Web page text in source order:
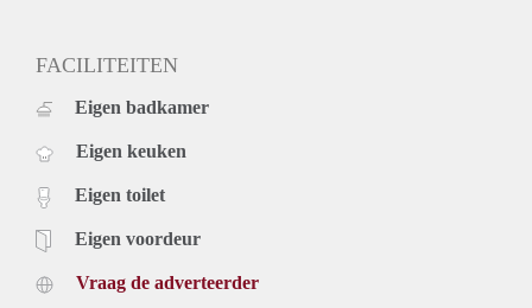
FACILITEITEN
Eigen badkamer
Eigen keuken
Eigen toilet
Eigen voordeur
Vraag de adverteerder